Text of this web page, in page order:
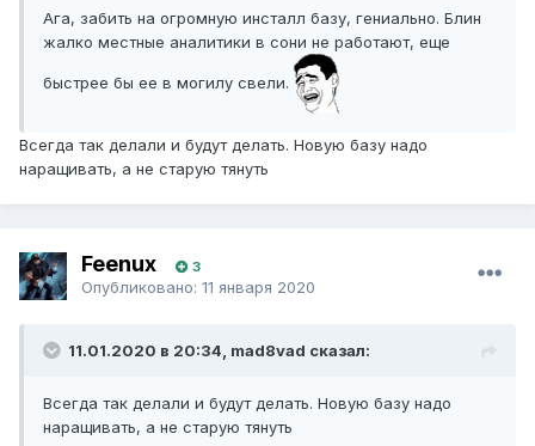
Ага, забить на огромную инсталл базу, гениально. Блин
жалко местные аналитики в сони не работают, еще
быстрее бы ее в могилу свели.
Всегда так делали и будут делать. Новую базу надо
наращивать, а не старую тянуть
Feenux 3
Опубликовано: 11 января 2020
11.01.2020 в 20:34, mad8vad сказал:
Всегда так делали и будут делать. Новую базу надо
наращивать, а не старую тянуть